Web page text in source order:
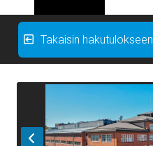
Takaisin hakutulokseen